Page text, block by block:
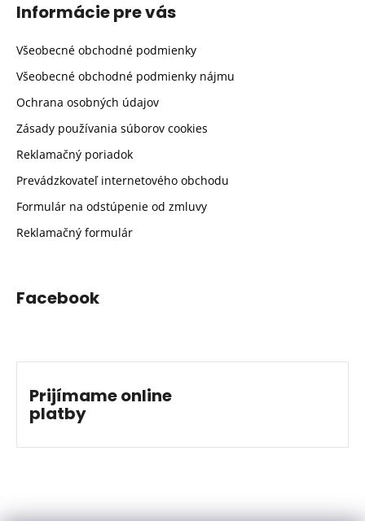
Informácie pre vás
Všeobecné obchodné podmienky
Všeobecné obchodné podmienky nájmu
Ochrana osobných údajov
Zásady používania súborov cookies
Reklamačný poriadok
Prevádzkovateľ internetového obchodu
Formulár na odstúpenie od zmluvy
Reklamačný formulár
Facebook
Prijímame online
platby